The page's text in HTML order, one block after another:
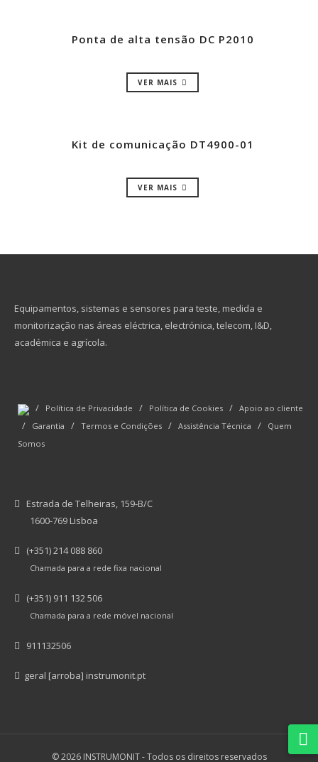
Ponta de alta tensão DC P2010
VER MAIS
Kit de comunicação DT4900-01
VER MAIS
Equipamentos, sistemas e sensores para teste, medida e
monitorização nas áreas eléctrica, electrónica, telecom, I&D,
académica e agrícola.
/ Política de Privacidade / Política de Cookies / Apoio ao cliente
/ Garantia / Termos e Condições / Assistência Técnica /
Quem
Somos
Estrada de Telheiras, 159-B/C
1600-769 Lisboa
(+351) 214 088 860
Chamada para a rede fixa nacional
(+351) 911 132 506
Chamada para a rede móvel nacional
911132506
geral [arroba] instrumonit.pt
© 2026 INSTRUMONIT -Todos os direitos reservados